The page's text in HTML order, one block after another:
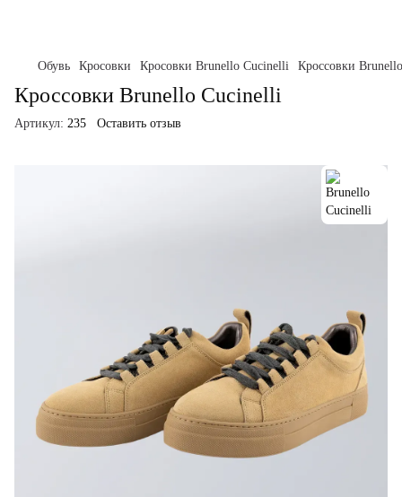
Обувь Кросовки Кросовки Brunello Cucinelli Кроссовки
Кроссовки Brunello Cucinelli
Артикул: 235 Оставить отзыв